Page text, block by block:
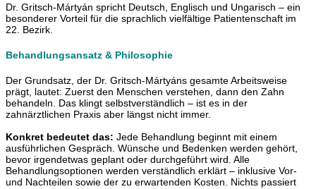
Dr. Gritsch-Mártyán spricht Deutsch, Englisch und Ungarisch – ein
besonderer Vorteil für die sprachlich vielfältige Patientenschaft im
22. Bezirk.
Behandlungsansatz & Philosophie
Der Grundsatz, der Dr. Gritsch-Mártyáns gesamte Arbeitsweise
prägt, lautet: Zuerst den Menschen verstehen, dann den Zahn
behandeln. Das klingt selbstverständlich – ist es in der
zahnärztlichen Praxis aber längst nicht immer.
Konkret bedeutet das: Jede Behandlung beginnt mit einem
ausführlichen Gespräch. Wünsche und Bedenken werden gehört,
bevor irgendetwas geplant oder durchgeführt wird. Alle
Behandlungsoptionen werden verständlich erklärt – inklusive Vor-
und Nachteilen sowie der zu erwartenden Kosten. Nichts passiert